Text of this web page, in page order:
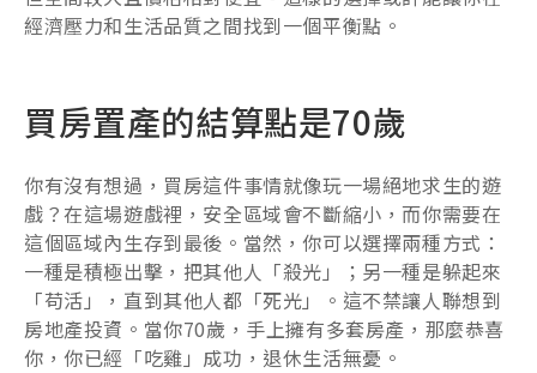
經濟壓力和生活品質之間找到一個平衡點。
買房置產的結算點是70歲
你有沒有想過，買房這件事情就像玩一場絕地求生的遊
戲？在這場遊戲裡，安全區域會不斷縮小，而你需要在
這個區域內生存到最後。當然，你可以選擇兩種方式：
一種是積極出擊，把其他人「殺光」；另一種是躲起來
「苟活」，直到其他人都「死光」。這不禁讓人聯想到
房地產投資。當你70歲，手上擁有多套房產，那麼恭喜
你，你已經「吃雞」成功，退休生活無憂。